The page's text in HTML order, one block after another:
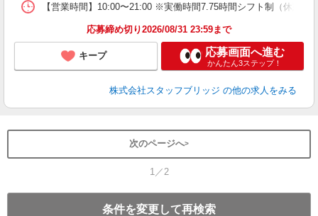
【営業時間】10:00〜21:00 ※実働時間7.75時間シフト制（休憩
応募締め切り2026/08/31 23:59まで
キープ 応募画面へ進む
かんたん3ステップ！
株式会社スタッフブリッジ の他の求人をみる
次のページへ
1／2
条件を変更して再検索